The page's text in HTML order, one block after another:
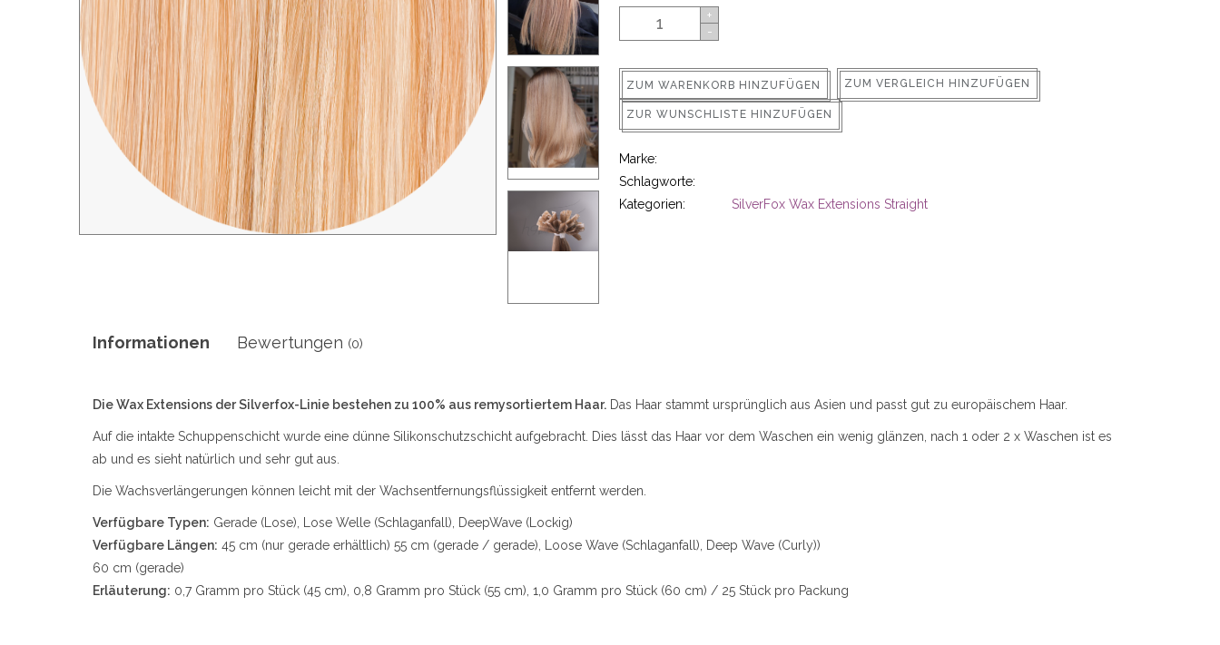
+
-
ZUM WARENKORB HINZUFÜGEN ZUM VERGLEICH HINZUFÜGEN
ZUR WUNSCHLISTE HINZUFÜGEN
Marke:
Schlagworte:
Kategorien:
SilverFox Wax Extensions Straight
Informationen Bewertungen (0)
Die Wax Extensions der Silverfox-Linie bestehen zu 100% aus remysortiertem Haar. Das Haar stammt ursprünglich aus Asien und passt gut zu europäischem Haar.
Auf die intakte Schuppenschicht wurde eine dünne Silikonschutzschicht aufgebracht. Dies lässt das Haar vor dem Waschen ein wenig glänzen, nach 1 oder 2 x Waschen ist es
ab und es sieht natürlich und sehr gut aus.
Die Wachsverlängerungen können leicht mit der Wachsentfernungsflüssigkeit entfernt werden.
Verfügbare Typen: Gerade (Lose), Lose Welle (Schlaganfall), DeepWave (Lockig)
Verfügbare Längen: 45 cm (nur gerade erhältlich) 55 cm (gerade / gerade), Loose Wave (Schlaganfall), Deep Wave (Curly))
60 cm (gerade)
Erläuterung: 0,7 Gramm pro Stück (45 cm), 0,8 Gramm pro Stück (55 cm), 1,0 Gramm pro Stück (60 cm) / 25 Stück pro Packung